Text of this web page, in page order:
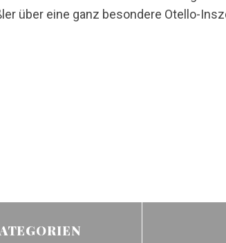
über eine ganz besondere Otello-